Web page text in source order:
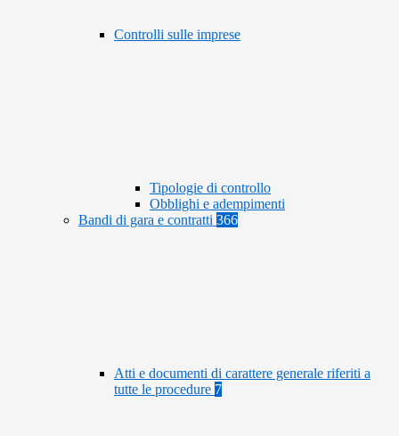
Controlli sulle imprese
Tipologie di controllo
Obblighi e adempimenti
Bandi di gara e contratti 366
Atti e documenti di carattere generale riferiti a
tutte le procedure 7